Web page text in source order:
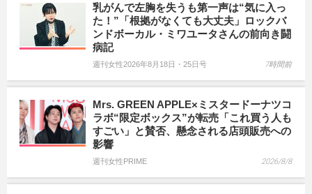
乳がんで左胸を失うも第一声は“気に入っ
た！”「根拠がなくても大丈夫」ロックバ
ンドボーカル・ミワユータさんの前向き闘
病記
週刊女性2026年8月18日・25日号 7時間前
Mrs. GREEN APPLE×ミスタードーナツコ
ラボ“限定ボックス”が転売「これ買う人も
すごい」と賛否、懸念される店頭販売への
影響
週刊女性PRIME 2026/8/8